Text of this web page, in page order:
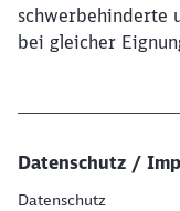
schwerbehinderte
bei gleicher
Datenschutz /
Datenschutz